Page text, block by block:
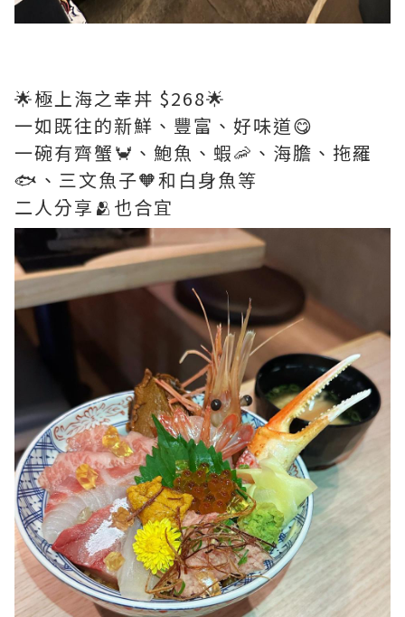
🌟極上海之幸丼 $268🌟
一如既往的新鮮、豐富、好味道😋
一碗有齊蟹🦀、鮑魚、蝦🦐、海膽、拖羅
🐟、三文魚子🧡和白身魚等
二人分享🫂也合宜